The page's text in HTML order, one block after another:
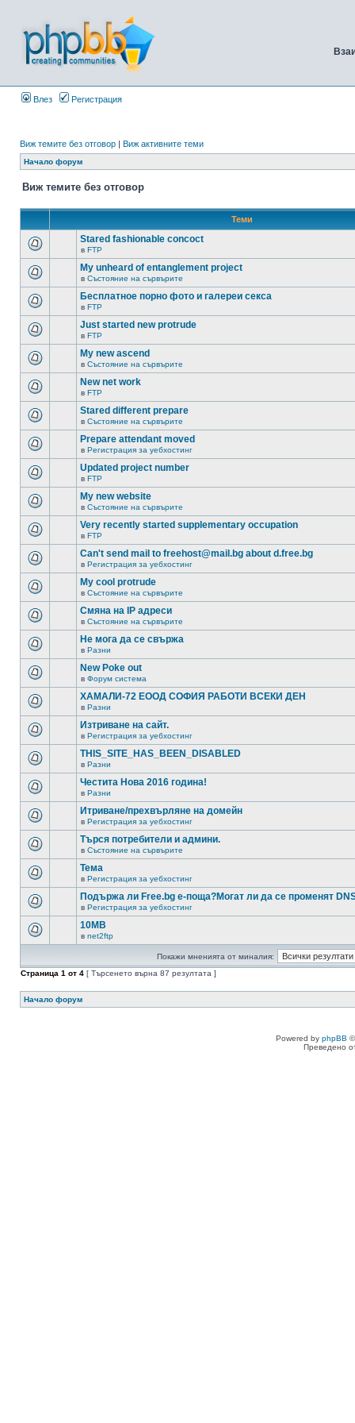
Влез Регистрация
Виж темите без отговор | Виж активните теми
Начало форум
Виж темите без отговор
Теми
Stared fashionable concoct
в FTP
My unheard of entanglement project
в Състояние на сървърите
Бесплатное порно фото и галереи секса
в FTP
Just started new protrude
в FTP
My new ascend
в Състояние на сървърите
New net work
в FTP
Stared different prepare
в Състояние на сървърите
Prepare attendant moved
в Регистрация за уебхостинг
Updated project number
в FTP
My new website
в Състояние на сървърите
Very recently started supplementary occupation
в FTP
Can't send mail to freehost@mail.bg about d.free.bg
в Регистрация за уебхостинг
My cool protrude
в Състояние на сървърите
Смяна на IP адреси
в Състояние на сървърите
Не мога да се свържа
в Разни
New Poke out
в Форум система
ХАМАЛИ-72 ЕООД СОФИЯ РАБОТИ ВСЕКИ ДЕН
в Разни
Изтриване на сайт.
в Регистрация за уебхостинг
THIS_SITE_HAS_BEEN_DISABLED
в Разни
Честита Нова 2016 година!
в Разни
Итриване/прехвърляне на домейн
в Регистрация за уебхостинг
Търся потребители и админи.
в Състояние на сървърите
Тема
в Регистрация за уебхостинг
Подържа ли Free.bg е-поща?Могат ли да се променят
в Регистрация за уебхостинг
10MB
в net2ftp
Покажи мненията от миналия:
Страница 1 от 4 [ Търсенето върна 87 резултата ]
Начало форум
Powered by phpBB
Преведено